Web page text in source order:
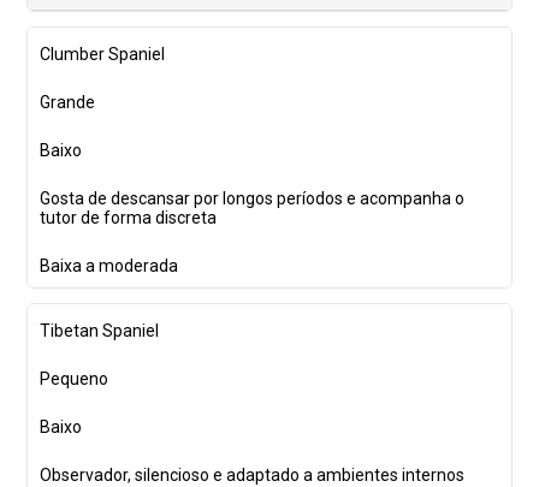
Clumber Spaniel
Grande
Baixo
Gosta de descansar por longos períodos e acompanha o
tutor de forma discreta
Baixa a moderada
Tibetan Spaniel
Pequeno
Baixo
Observador, silencioso e adaptado a ambientes internos